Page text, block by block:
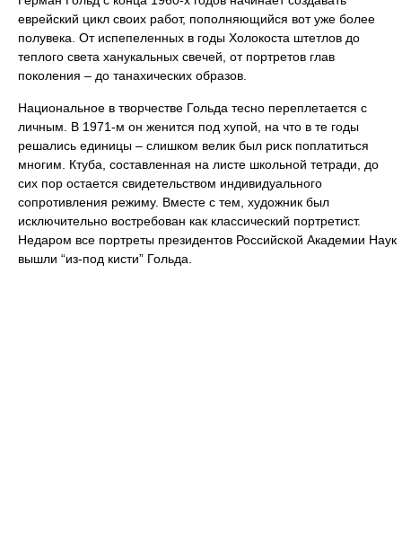
еврейский цикл своих работ, пополняющийся вот уже более
полувека. От испепеленных в годы Холокоста штетлов до
теплого света ханукальных свечей, от портретов глав
поколения – до танахических образов.
Национальное в творчестве Гольда тесно переплетается с
личным. В 1971-м он женится под хупой, на что в те годы
решались единицы – слишком велик был риск поплатиться
многим. Ктуба, составленная на листе школьной тетради, до
сих пор остается свидетельством индивидуального
сопротивления режиму. Вместе с тем, художник был
исключительно востребован как классический портретист.
Недаром все портреты президентов Российской Академии Наук
вышли “из-под кисти” Гольда.